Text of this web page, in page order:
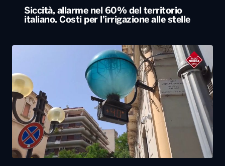
L’estate più calda di sempre, afa sino a
Ferragosto. A Napoli le temperature sfiorano
i 50 gradi